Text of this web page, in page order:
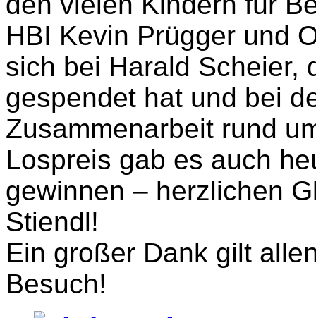
HBI Kevin Prügger und
sich bei Harald Scheier,
gespendet hat und bei
Zusammenarbeit rund
Lospreis gab es auch
gewinnen – herzlichen
Stiendl!
Ein großer Dank gilt
Besuch!